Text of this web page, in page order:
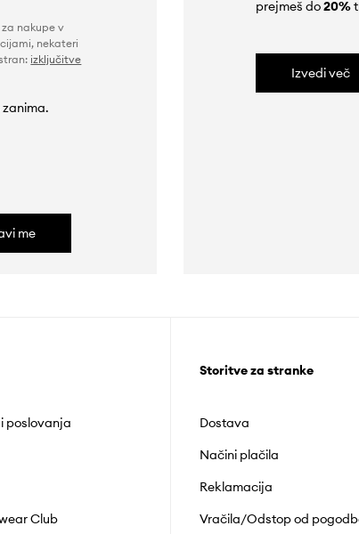
nakupe v
nekateri
izključitve
me
prejmeš do20%
Izvedi več
poslovanja
Club
Storitve za stranke
Dostava
Načini plačila
Reklamacija
Vračila/Odstop od